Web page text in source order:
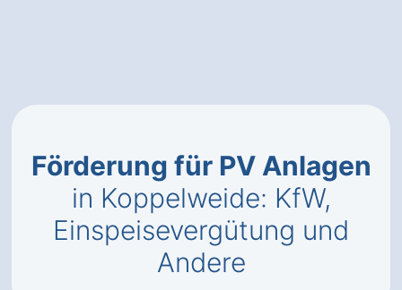
Förderung für PV Anlagen
in Koppelweide: KfW,
Einspeisevergütung und
Andere